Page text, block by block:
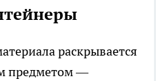
раскрывается
предметом —